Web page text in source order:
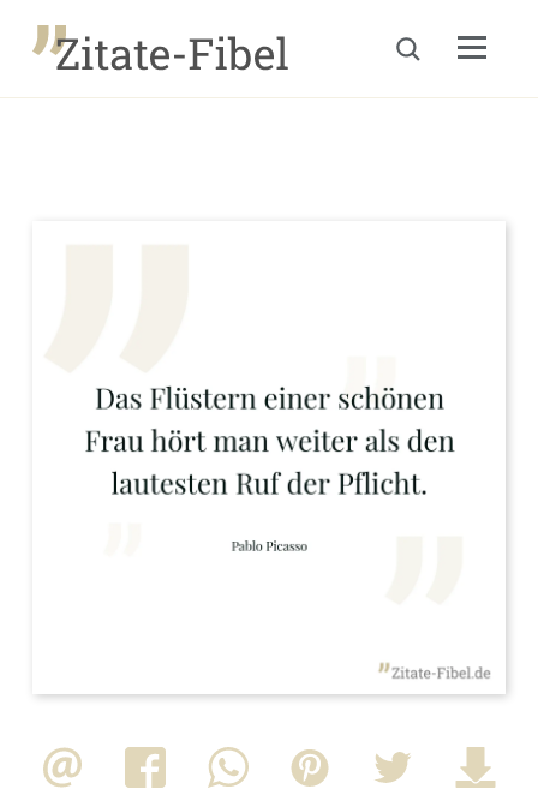
Suche öffnenMenu